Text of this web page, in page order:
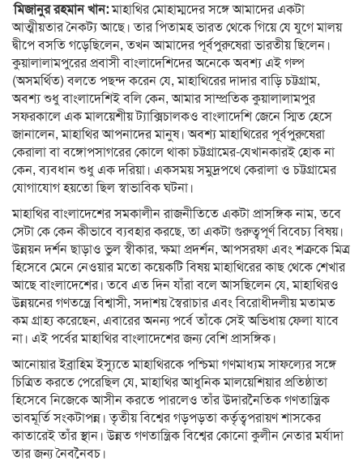
মিজানুর রহমান খান:মাহাথির মোহাম্মদের সঙ্গে আমাদের একটা
আত্মীয়তার নৈকট্য আছে। তার পিতামহ ভারত থেকে গিয়ে যে যুগে মালয়
দ্বীপে বসতি গড়েছিলেন, তখন আমাদের পূর্বপুরুষেরা ভারতীয় ছিলেন।
কুয়ালালামপুরের প্রবাসী বাংলাদেশিদের অনেকে অবশ্য এই গল্প
(অসমর্থিত) বলতে পছন্দ করেন যে, মাহাথিরের দাদার বাড়ি চট্টগ্রাম,
অবশ্য শুধু বাংলাদেশিই বলি কেন, আমার সাম্প্রতিক কুয়ালালামপুর
সফরকালে এক মালয়েশীয় ট্যাক্সিচালকও বাংলাদেশি জেনে স্মিত হেসে
জানালেন, মাহাথির আপনাদের মানুষ। অবশ্য মাহাথিরের পূর্বপুরুষেরা
কেরালা বা বঙ্গোপসাগরের কোলে থাকা চট্টগ্রামের-যেখানকারই হোক না
কেন, ব্যবধান শুধু এক দরিয়া। একসময় সমুদ্রপথে কেরালা ও চট্টগ্রামের
যোগাযোগ হয়তো ছিল স্বাভাবিক ঘটনা।
মাহাথির বাংলাদেশের সমকালীন রাজনীতিতে একটা প্রাসঙ্গিক নাম, তবে
সেটা কে কেন কীভাবে ব্যবহার করছে, তা একটা গুরুত্বপূর্ণ বিবেচ্য বিষয়।
উন্নয়ন দর্শন ছাড়াও ভুল স্বীকার, ক্ষমা প্রদর্শন, আপসরফা এবং শত্রুকে মিত্র
হিসেবে মেনে নেওয়ার মতো কয়েকটি বিষয় মাহাথিরের কাছ থেকে শেখার
আছে বাংলাদেশের। তবে এত দিন যাঁরা বলে আসছিলেন যে, মাহাথিরও
উন্নয়নের গণতন্ত্রে বিশ্বাসী, সদাশয় স্বৈরাচার এবং বিরোধীদলীয় মতামত
কম গ্রাহ্য করেছেন, এবারের অনন্য পর্বে তাঁকে সেই অভিধায় ফেলা যাবে
না। এই পর্বের মাহাথির বাংলাদেশের জন্য বেশি প্রাসঙ্গিক।
আনোয়ার ইব্রাহিম ইস্যুতে মাহাথিরকে পশ্চিমা গণমাধ্যম সাফল্যের সঙ্গে
চিত্রিত করতে পেরেছিল যে, মাহাথির আধুনিক মালয়েশিয়ার প্রতিষ্ঠাতা
হিসেবে নিজেকে আসীন করতে পারলেও তাঁর উদারনৈতিক গণতান্ত্রিক
ভাবমূর্তি সংকটাপন্ন। তৃতীয় বিশ্বের গড়পড়তা কর্তৃত্বপরায়ণ শাসকের
কাতারেই তাঁর স্থান। উন্নত গণতান্ত্রিক বিশ্বের কোনো কুলীন নেতার মর্যাদা
তার জন্য নৈবনৈবচ।